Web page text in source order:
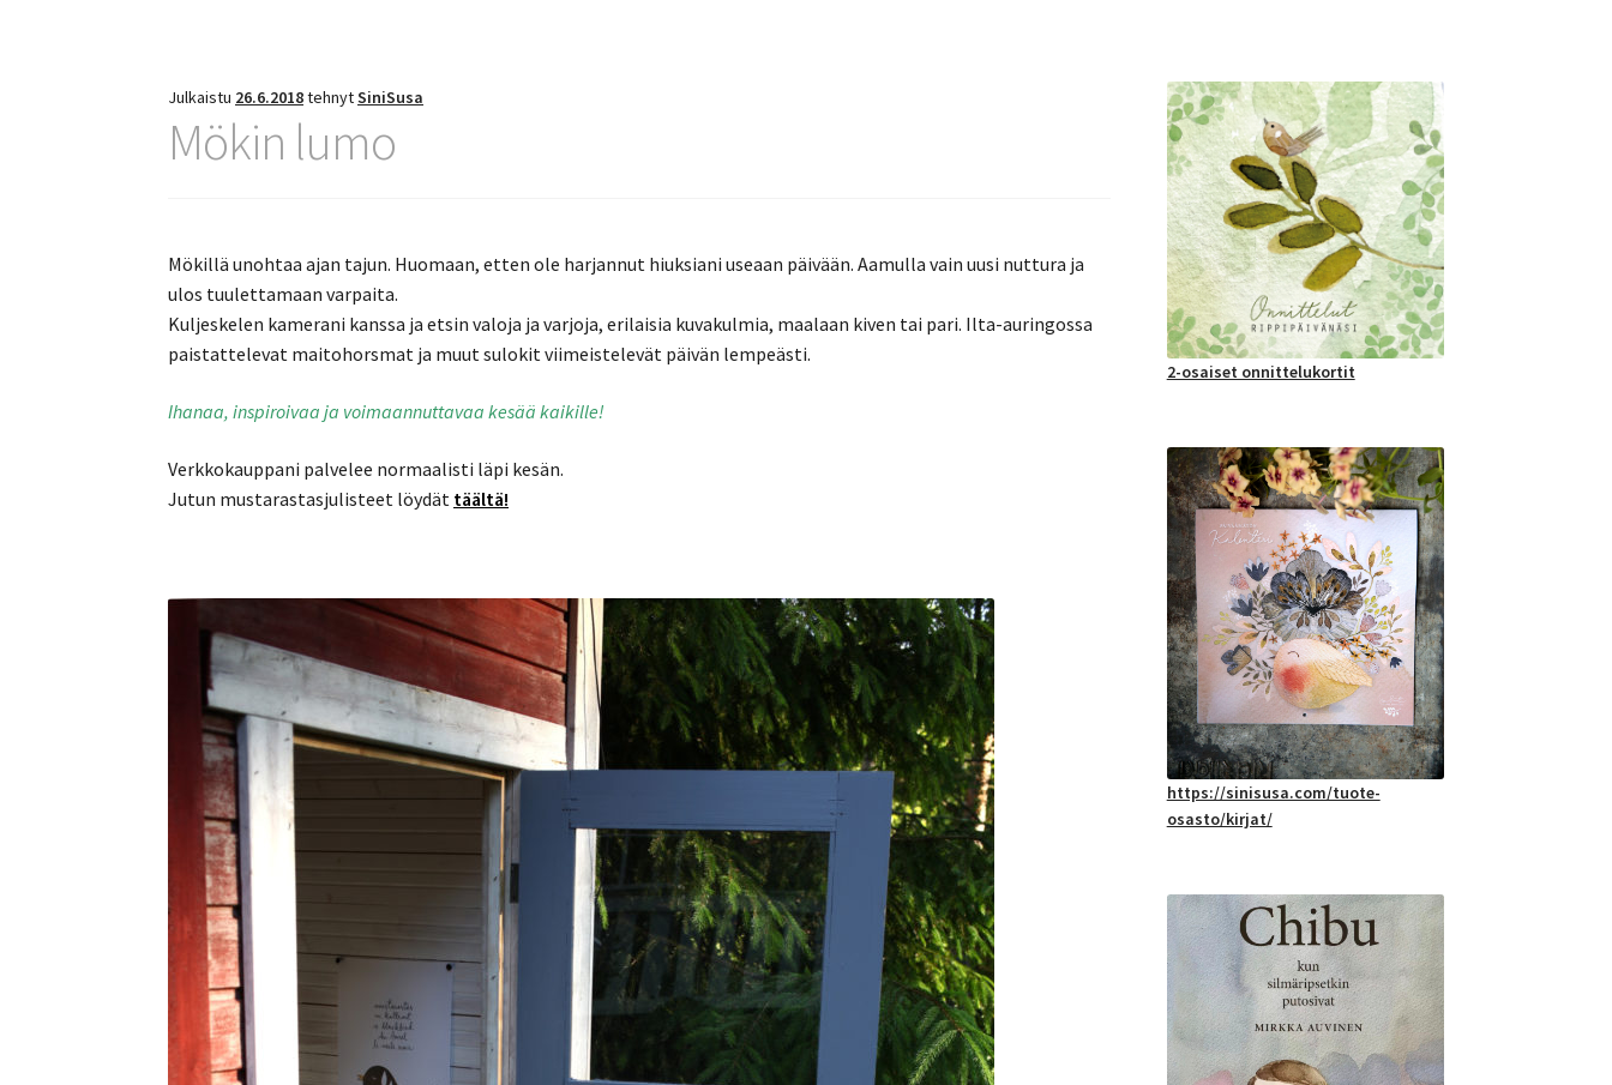
Julkaistu 26.6.2018tehnytSiniSusa
Mökin lumo
Mökillä unohtaa ajan tajun. Huomaan, etten ole harjannut hiuksiani useaan päivään. Aamulla vain uusi nuttura ja
ulos tuulettamaan varpaita.
Kuljeskelen kamerani kanssa ja etsin valoja ja varjoja, erilaisia kuvakulmia, maalaan kiven tai pari. Ilta-auringossa
paistattelevat maitohorsmat ja muut sulokit viimeistelevät päivän lempeästi.
Ihanaa, inspiroivaa ja voimaannuttavaa kesää kaikille!
Verkkokauppani palvelee normaalisti läpi kesän.
Jutun mustarastasjulisteet löydät täältä!
2-osaiset onnittelukortit
https://sinisusa.com/tuote-
osasto/kirjat/